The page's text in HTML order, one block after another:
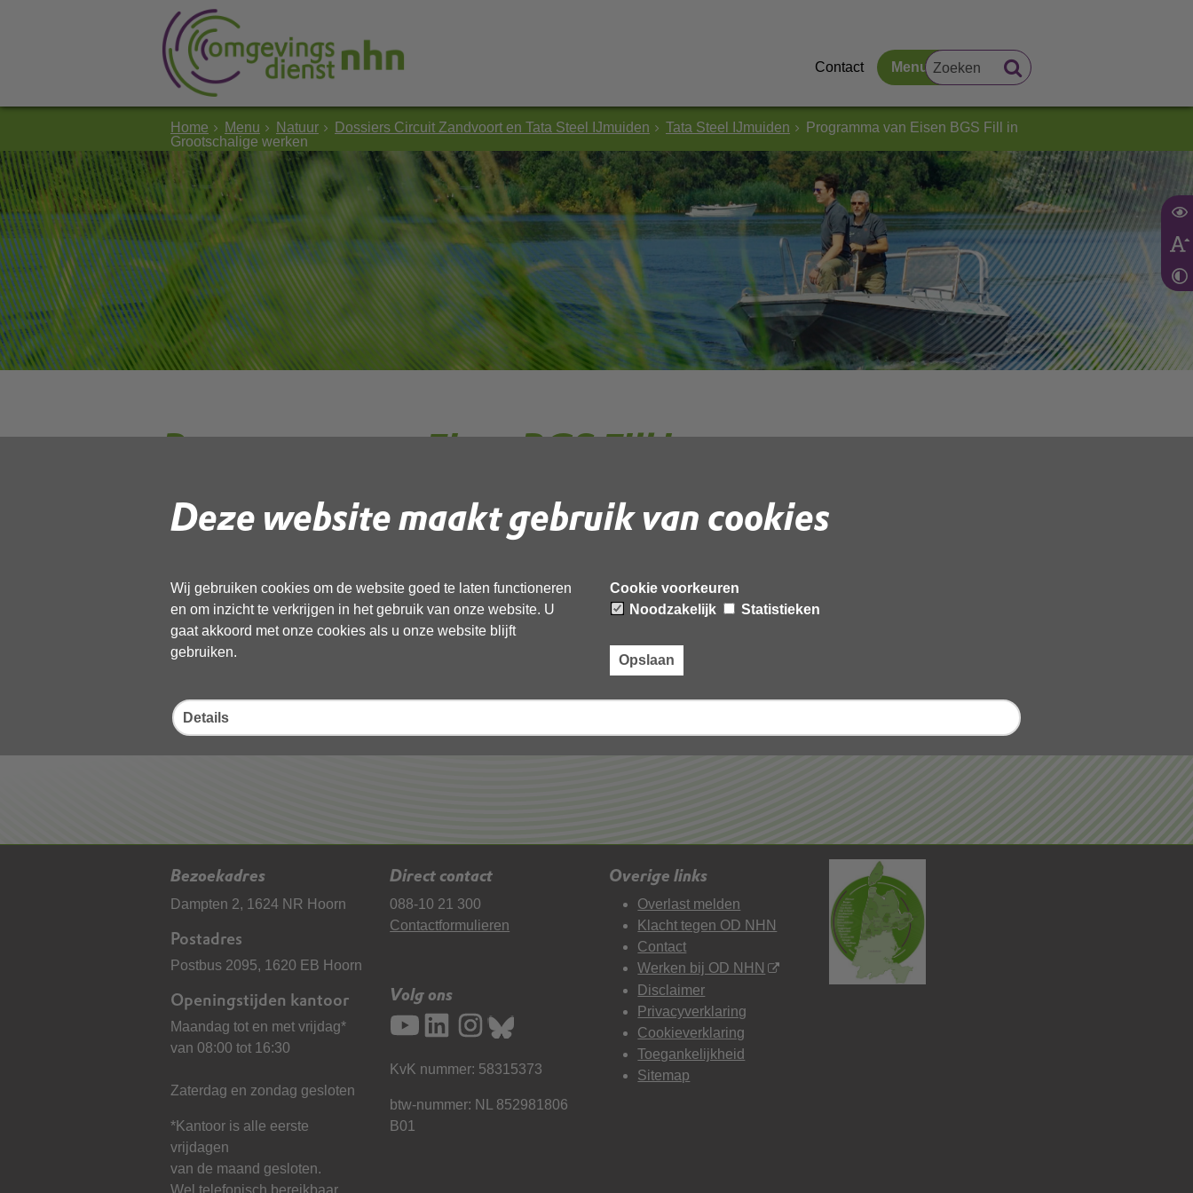
Deze website maakt gebruik van cookies
Wij gebruiken cookies om de website goed te laten functioneren
en om inzicht te verkrijgen in het gebruik van onze website. U
gaat akkoord met onze cookies als u onze website blijft
gebruiken.
Cookie voorkeuren
Noodzakelijk
Statistieken
Opslaan
Details
Contact Menu
Home Menu Natuur Dossiers Circuit Zandvoort en Tata Steel IJmuiden Tata Steel IJmuiden
Programma van Eisen BGS Fill in
Grootschalige werken
Programma van Eisen BGS Fill in
Grootschalige werken
Download ‘Programma van Eisen BGS Fill in Grootschalige werken’,
22 september 2022,pdf, 502kB
Laatst gewijzigd: 22 september 2022
Bezoekadres
Dampten 2, 1624 NR Hoorn
Postadres
Postbus 2095, 1620 EB Hoorn
Openingstijden kantoor
Maandag tot en met vrijdag*
van 08:00 tot 16:30
Zaterdag en zondag gesloten
*Kantoor is alle eerste
vrijdagen
van de maand gesloten.
Direct contact
088-10 21 300
Contactformulieren
Volg ons
KvK nummer: 58315373
btw-nummer: NL 852981806
B01
Overige links
Overlast melden
Klacht tegen OD NHN
Contact
Werken bij OD NHN
Disclaimer
Privacyverklaring
Cookieverklaring
Toegankelijkheid
Sitemap